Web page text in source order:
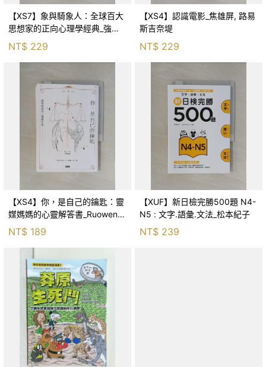
【XS7】象與騎象人：全球百大
思想家的正向心理學經典_強納
NT$ 229
【XS4】認識電影_焦雄屏, 路易
斯吉奈堤
NT$ 229
【XS4】你，是自己的鑰匙：靈
媒媽媽的心靈解答書_Ruowen
Huang
NT$ 189
【XUF】新日檢完勝500題 N4-
N5 : 文字.語彙.文法_松本紀子
NT$ 239